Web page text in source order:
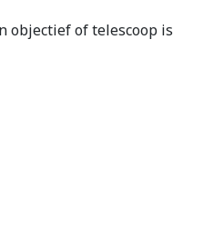
objectief of telescoop is